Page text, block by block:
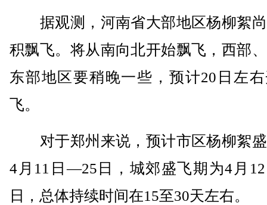
据观测，河南省大部地区杨柳絮
积飘飞。将从南向北开始飘飞，西部
东部地区要稍晚一些，预计20日左
飞。
对于郑州来说，预计市区杨柳絮
4月11日—25日，城郊盛飞期为4月
日，总体持续时间在15至30天左右。